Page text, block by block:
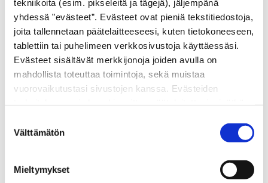
tekniikoita (esim. pikseleitä ja tägejä), jäljempänä
yhdessä ”evästeet”. Evästeet ovat pieniä tekstitiedostoja,
joita tallennetaan päätelaitteeseesi, kuten tietokoneeseen,
tablettiin tai puhelimeen verkkosivustoja käyttäessäsi.
Evästeet sisältävät merkkijonoja joiden avulla on
mahdollista toteuttaa toimintoja, sekä muistaa
vuorovaikutustasi sivustojen kanssa. Evästeiden
viruksia. Evästeisiin voidaan tallentaa tietoja verkossa
toimivan palvelun käytön tai sivustolla vierailun aikana ja
valinta
Välttämätön
Mieltymykset
puh. 050 5226 176
mika.tarvaala@rakennustarvaala.fi
LVI-AROALHO OY
Talasniementie
puh.0400 626 357